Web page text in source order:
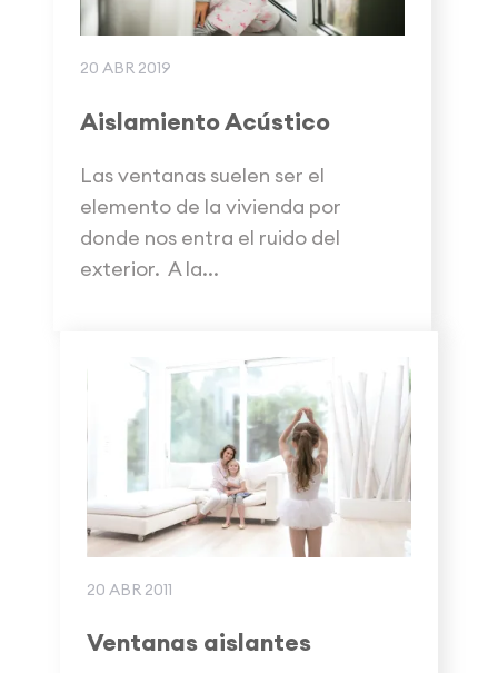
20 ABR 2019
Aislamiento Acústico
Las ventanas suelen ser el
elemento de la vivienda por
donde nos entra el ruido del
exterior. A la...
20 ABR 2011
Ventanas aislantes